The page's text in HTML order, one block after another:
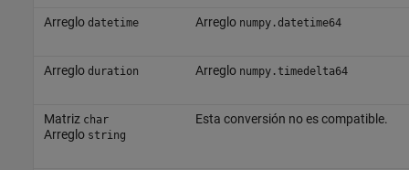
Arreglo datetime Arreglo numpy.datetime64
Arreglo duration Arreglo numpy.timedelta64
Matriz char
Arreglo string
Esta conversión no es compatible.